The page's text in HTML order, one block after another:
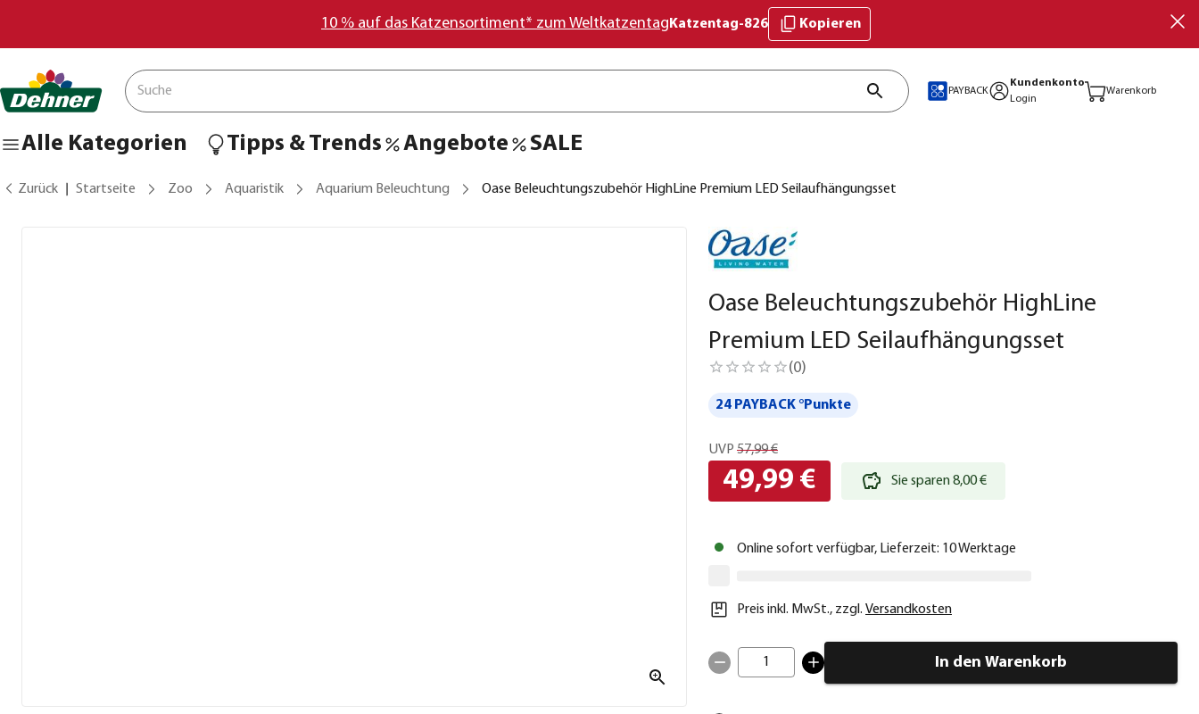
10 % auf das Katzensortiment* zum Weltkatzentag Katzentag-826 Kopieren
PAYBACK
Kundenkonto
Login
Warenkorb
Alle Kategorien Tipps & Trends Angebote SALE
Zurück Startseite Zoo Aquaristik Aquarium Beleuchtung Oase Beleuchtungszubehör HighLine Premium LED Seilaufhängungsset
Oase Beleuchtungszubehör HighLine
Premium LED Seilaufhängungsset
(0)
24 PAYBACK °Punkte
UVP 57,99 €
49,99 € Sie sparen 8,00 €
Online sofort verfügbar, Lieferzeit: 10 Werktage
Preis inkl. MwSt., zzgl. Versandkosten
1 In den Warenkorb